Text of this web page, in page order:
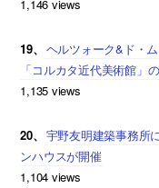
1,146 views
19、 ヘルツォーク&ド・
「コルカタ近代美術館」
1,135 views
20、 宇野友明建築事務所
ンハウスが開催
1,104 views